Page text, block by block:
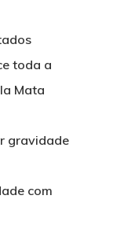
toda a
Mata
gravidade
com